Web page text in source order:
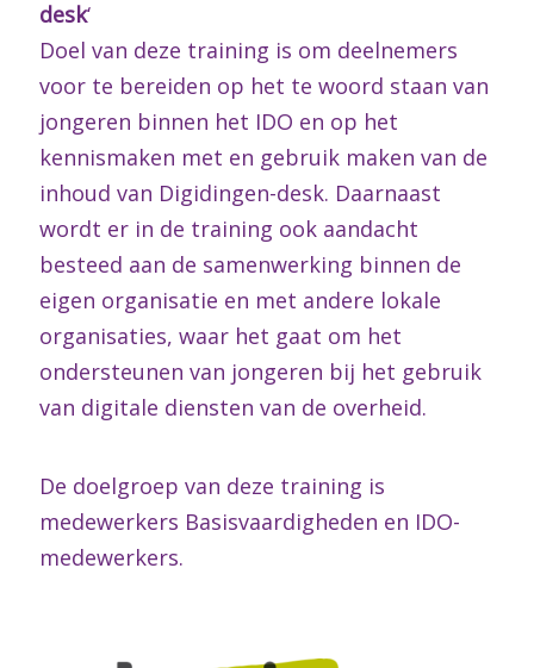
desk‘
Doel van deze training is om deelnemers
voor te bereiden op het te woord staan van
jongeren binnen het IDO en op het
kennismaken met en gebruik maken van de
inhoud van Digidingen-desk. Daarnaast
wordt er in de training ook aandacht
besteed aan de samenwerking binnen de
eigen organisatie en met andere lokale
organisaties, waar het gaat om het
ondersteunen van jongeren bij het gebruik
van digitale diensten van de overheid.
De doelgroep van deze training is
medewerkers Basisvaardigheden en IDO-
medewerkers.